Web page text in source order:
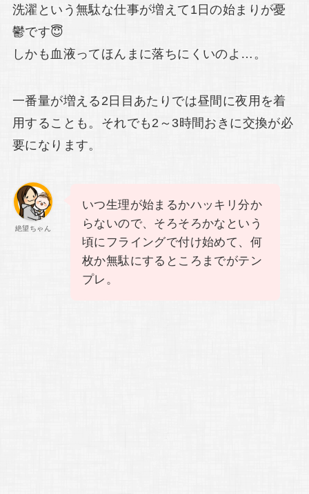
洗濯という無駄な仕事が増えて1日の始まりが憂
鬱です😇
しかも血液ってほんまに落ちにくいのよ…。
一番量が増える2日目あたりでは昼間に夜用を着
用することも。それでも2～3時間おきに交換が必
要になります。
絶望ちゃん
いつ生理が始まるかハッキリ分か
らないので、そろそろかなという
頃にフライングで付け始めて、何
枚か無駄にするところまでがテン
プレ。